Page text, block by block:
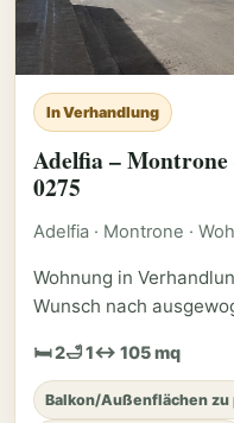
In Verhandlung
Adelfia –
0275
Adelfia · Montrone ·
Wohnung in
Wunsch nach
🛏 2🛁 1↔ 105 mq
Balkon/Außenflächen zu